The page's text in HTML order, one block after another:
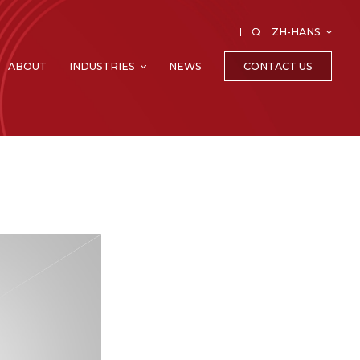
ZH-HANS
ABOUT INDUSTRIES NEWS CONTACT US